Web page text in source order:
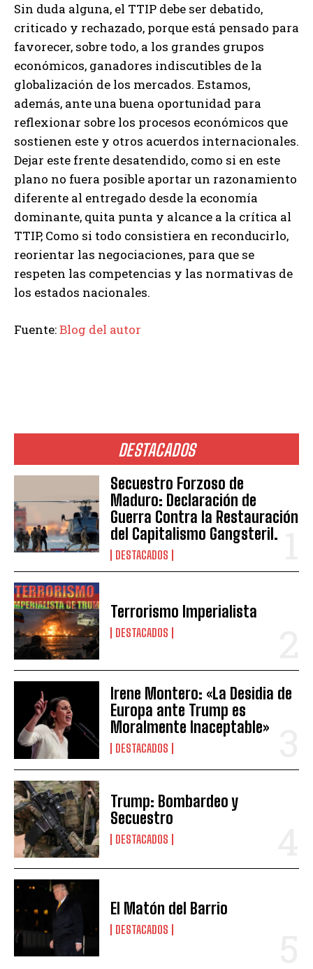
DESTACADOS
Secuestro Forzoso de
Maduro: Declaración de
Guerra Contra la Restauración
del Capitalismo Gangsteril.
DESTACADOS
Terrorismo Imperialista
DESTACADOS
Irene Montero: «La Desidia de
Europa ante Trump es
Moralmente Inaceptable»
DESTACADOS
Trump: Bombardeo y
Secuestro
DESTACADOS
El Matón del Barrio
DESTACADOS
Sin duda alguna, el TTIP debe ser debatido,
criticado y rechazado, porque está pensado para
favorecer, sobre todo, a los grandes grupos
económicos, ganadores indiscutibles de la
globalización de los mercados. Estamos,
además, ante una buena oportunidad para
reflexionar sobre los procesos económicos que
sostienen este y otros acuerdos internacionales.
Dejar este frente desatendido, como si en este
plano no fuera posible aportar un razonamiento
diferente al entregado desde la economía
dominante, quita punta y alcance a la crítica al
TTIP, Como si todo consistiera en reconducirlo,
reorientar las negociaciones, para que se
respeten las competencias y las normativas de
los estados nacionales.
Fuente:Blog del autor